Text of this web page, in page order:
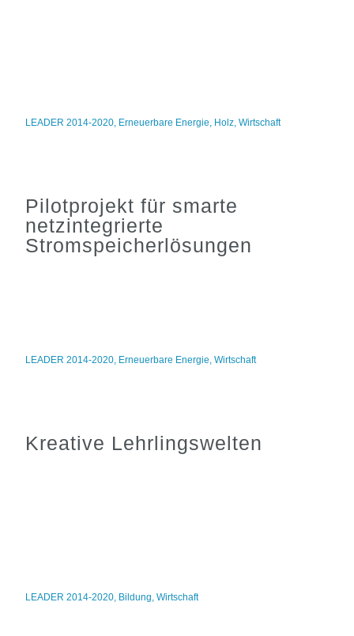
LEADER 2014-2020, Erneuerbare Energie, Holz,Wirtschaft
Pilotprojekt für smarte
netzintegrierte
Stromspeicherlösungen
LEADER 2014-2020, Erneuerbare Energie,Wirtschaft
Kreative Lehrlingswelten
LEADER 2014-2020, Bildung,Wirtschaft